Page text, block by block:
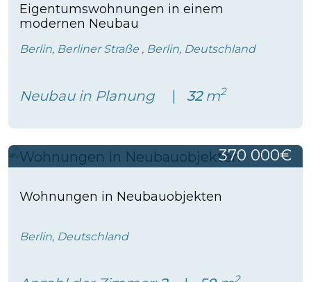
Eigentumswohnungen in einem
modernen Neubau
Berlin, Berliner Straße , Berlin, Deutschland
Neubau in Planung 32m2
370 000€
Wohnungen in Neubauobjekten
Berlin, Deutschland
2